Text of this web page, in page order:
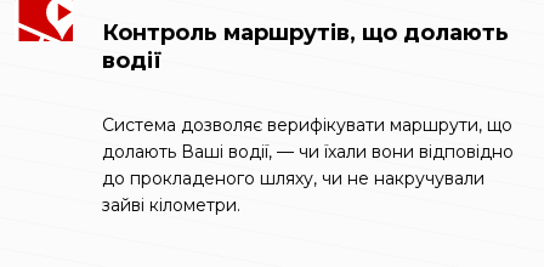
Контроль маршрутів, що долають
водії
Система дозволяє верифікувати маршрути, що
долають Ваші водії, — чи їхали вони відповідно
до прокладеного шляху, чи не накручували
зайві кілометри.